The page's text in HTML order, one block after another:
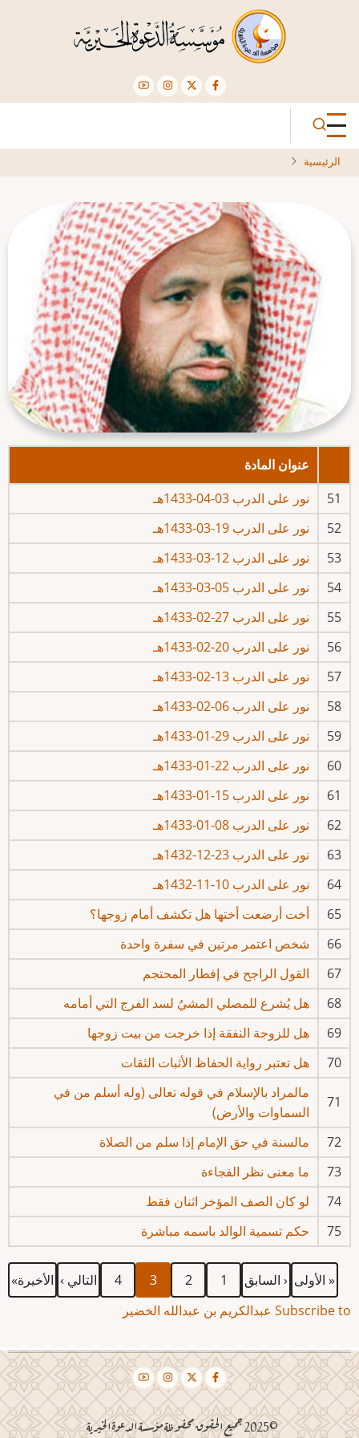
الرئيسية
عنوان المادة
51
نور على الدرب 03-04-1433هـ
52
نور على الدرب 19-03-1433هـ
53
نور على الدرب 12-03-1433هـ
54
نور على الدرب 05-03-1433هـ
55
نور على الدرب 27-02-1433هـ
56
نور على الدرب 20-02-1433هـ
57
نور على الدرب 13-02-1433هـ
58
نور على الدرب 06-02-1433هـ
59
نور على الدرب 29-01-1433هـ
60
نور على الدرب 22-01-1433هـ
61
نور على الدرب 15-01-1433هـ
62
نور على الدرب 08-01-1433هـ
63
نور على الدرب 23-12-1432هـ
64
نور على الدرب 10-11-1432هـ
65
أخت أرضعت أختها هل تكشف أمام زوجها؟
66
شخص اعتمر مرتين في سفرة واحدة
67
القول الراجح في إفطار المحتجم
68
هل يُشرع للمصلي المشيُ لسد الفرج التي أمامه
69
هل للزوجة النفقة إذا خرجت من بيت زوجها
70
هل تعتبر رواية الحفاظ الأثبات الثقات
71
مالمراد بالإسلام في قوله تعالى (وله أسلم من في
السماوات والأرض)
72
مالسنة في حق الإمام إذا سلم من الصلاة
73
ما معنى نظر الفجاءة
74
لو كان الصف المؤخر اثنان فقط
75
حكم تسمية الوالد باسمه مباشرة
Pagination
First
page
« الأولى
Previous
page
‹ السابق الصفحة
1 الصفحة
2
Current
page
3 الصفحة
4
Next
page
التالي › Last
page
الأخيرة»
Subscribe to عبدالكريم بن عبدالله الخضير
©2025 جميع الحقوق محفوظة مؤسسة الدعوة الخيرية